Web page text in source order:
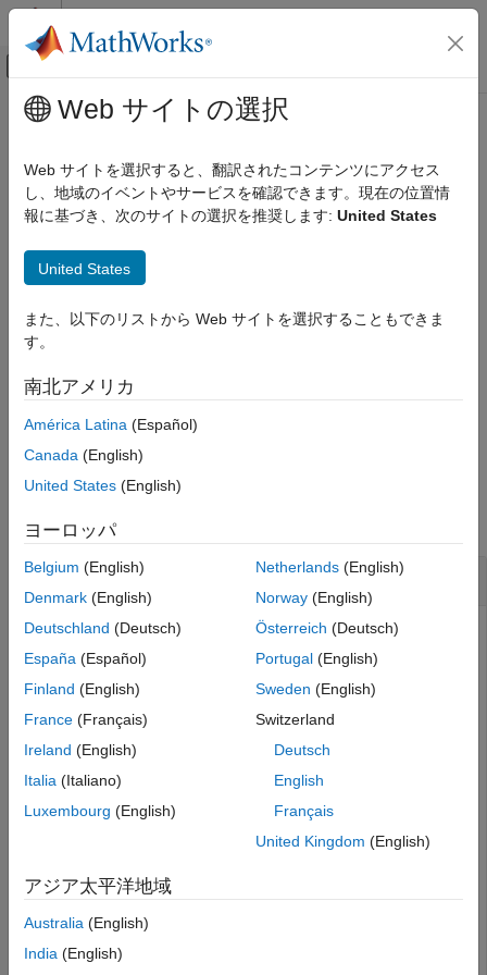
コンテンツへスキップ
オフキャンバス ナビゲーション メ
ドキュメンテーションのホーム
FPGA、ASIC、および SoC 開発
Fixed-Point Designer
固定小数点の指定
固定小数点演算関数
項目一覧
構文
説明
例
出力引数
バージョン履歴
参考
メインコンテンツ
atan2
固定小数点値の 4 象限逆正接
構文
説明
す。
例
例
すべて折りたたむ
固定小数点入力値の逆正接の計算
関数atan2を使用して、符号なしおよび符号付きの固定小数
点入力値の逆正接を計算します。
符号なしの入力値
この例では、符号なしの 16 ビットの語長値を使用します。
    0.2450
Web サイトの選択
Web サイトを選択すると、翻訳されたコンテンツにアクセス
し、地域のイベントやサービスを確認できます。現在の位置情
報に基づき、次のサイトの選択を推奨します: United States
United States
また、以下のリストから Web サイトを選択することもできま
す。
南北アメリカ
América Latina (Español)
Canada (English)
United States (English)
ヨーロッパ
Belgium (English)
Denmark (English)
Deutschland (Deutsch)
España (Español)
Finland (English)
France (Français)
Ireland (English)
Italia (Italiano)
Luxembourg (English)
Netherlands(English)
Norway(English)
Österreich (Deutsch)
Portugal(English)
Sweden (English)
Switzerland
Deutsch
English
Français
United Kingdom (English)
アジア太平洋地域
Australia (English)
India (English)